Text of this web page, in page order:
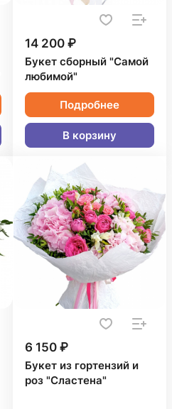
14 200 ₽
Букет сборный "Самой
любимой"
Подробнее
В корзину
6 150 ₽
Букет из гортензий и
роз "Сластена"